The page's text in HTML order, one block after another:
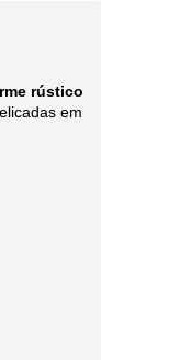
rústico
em